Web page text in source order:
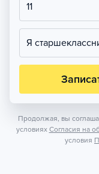
11
Я
Продолжая, вы
условиях Согласия на
условия